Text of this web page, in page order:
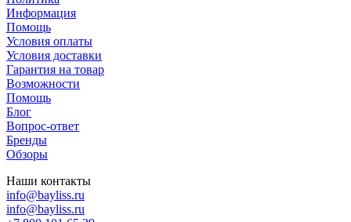
Информация
Помощь
Условия оплаты
Условия доставки
Гарантия на товар
Возможности
Помощь
Блог
Вопрос-ответ
Бренды
Обзоры
Наши контакты
info@bayliss.ru
info@bayliss.ru